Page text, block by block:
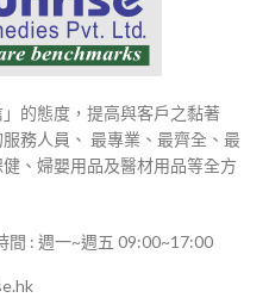
的態度，提高與客戶之黏著
務人員、 最專業、最齊全、最
、婦嬰用品及醫材用品等全方
間 : 週一~週五 09:00~17:00